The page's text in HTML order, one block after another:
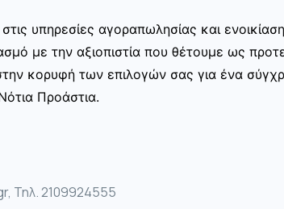
υπηρεσίες αγοραπωλησίας και
με την αξιοπιστία που θέτουμε ως
κορυφή των επιλογών σας για ένα
Προάστια.
Τηλ. 2109924555